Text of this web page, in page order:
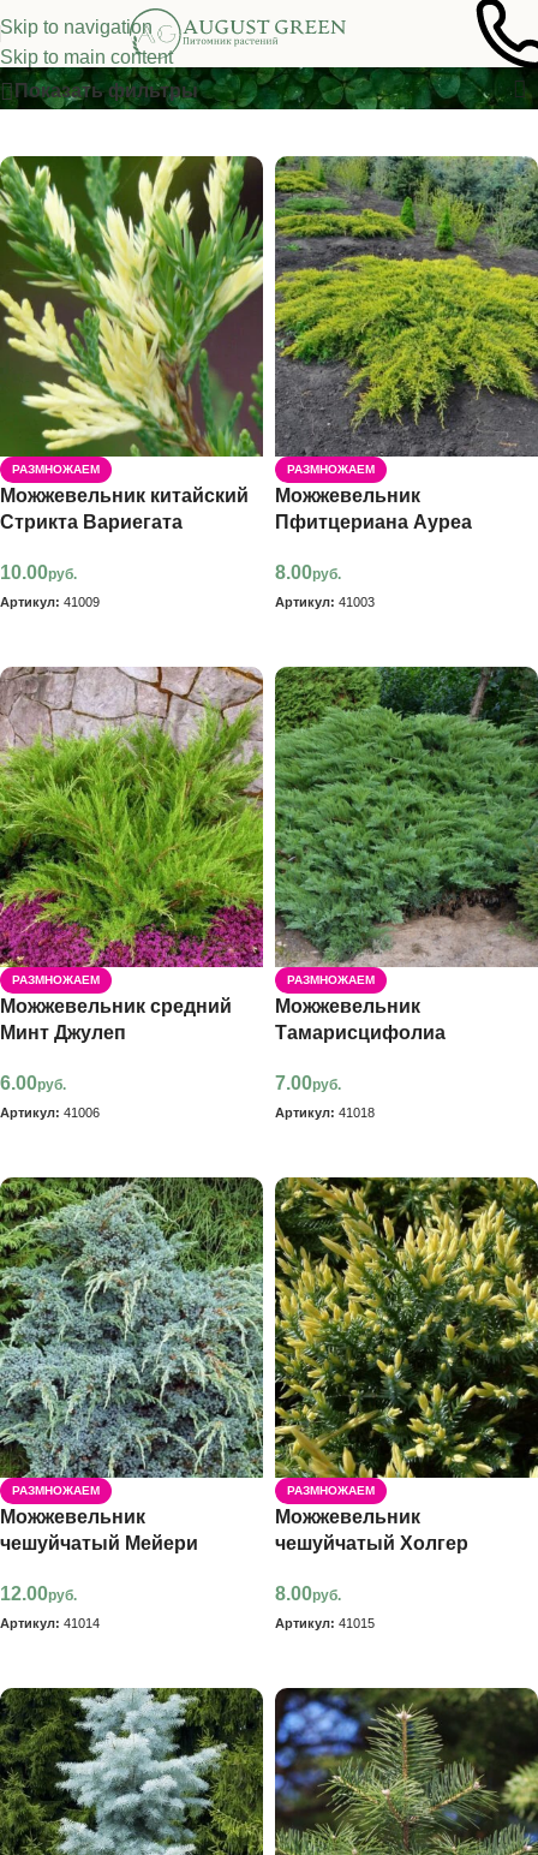
Skip to navigation
Skip to main content
Хвойные растения
Показать фильтры
РАЗМНОЖАЕМ
Можжевельник китайский
Стрикта Вариегата
10.00руб.
Артикул: 41009
РАЗМНОЖАЕМ
Можжевельник
Пфитцериана Ауреа
8.00руб.
Артикул: 41003
РАЗМНОЖАЕМ
Можжевельник средний
Минт Джулеп
6.00руб.
Артикул: 41006
РАЗМНОЖАЕМ
Можжевельник
Тамарисцифолиа
7.00руб.
Артикул: 41018
РАЗМНОЖАЕМ
Можжевельник
чешуйчатый Мейери
12.00руб.
Артикул: 41014
РАЗМНОЖАЕМ
Можжевельник
чешуйчатый Холгер
8.00руб.
Артикул: 41015